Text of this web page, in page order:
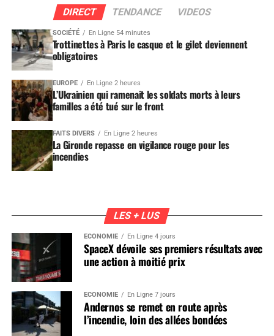
DIRECT TENDANCE VIDEOS
SOCIÉTÉ En Ligne 54 minutes
Trottinettes à Paris le casque et le gilet deviennent
obligatoires
EUROPE En Ligne 2 heures
L’Ukrainien qui ramenait les soldats morts à leurs
familles a été tué sur le front
FAITS DIVERS En Ligne 2 heures
La Gironde repasse en vigilance rouge pour les
incendies
LES + LUS
ÉCONOMIE En Ligne 4 jours
SpaceX dévoile ses premiers résultats avec
une action à moitié prix
ÉCONOMIE En Ligne 7 jours
Andernos se remet en route après
l’incendie, loin des allées bondées